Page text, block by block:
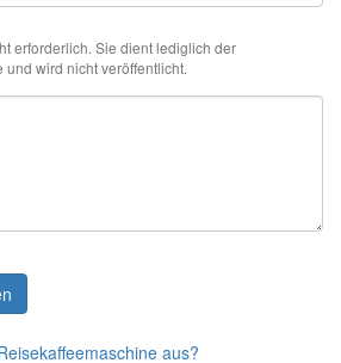
erforderlich. Sie dient lediglich der
wird nicht veröffentlicht.